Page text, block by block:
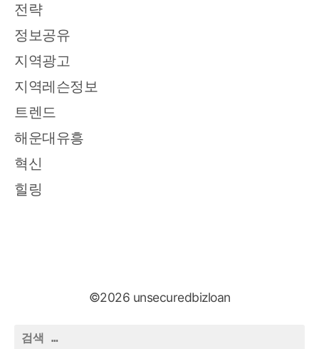
전략
정보공유
지역광고
지역레슨정보
트렌드
해운대유흥
혁신
힐링
©2026 unsecuredbizloan
검